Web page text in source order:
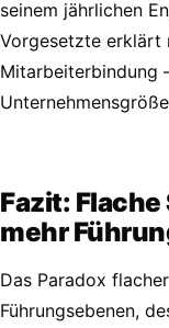
seinem jährlichen
Vorgesetzte erklärt
Mitarbeiterbindung
Fazit:
mehr
Das Paradox
Führungsebenen,